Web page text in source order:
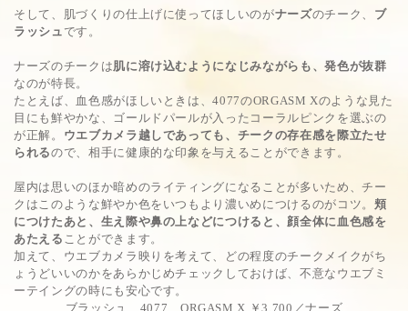
そして、肌づくりの仕上げに使ってほしいのがナーズのチーク、 ブ
ラッシュ です。
ナーズのチークは 肌に溶け込むようになじみながらも、発色が抜群
なのが特長。
たとえば、血色感がほしいときは、4077のORGASM Xのような見た
目にも鮮やかな、ゴールドパールが入ったコーラルピンクを選ぶの
が正解。 ウエブカメラ越しであっても、チークの存在感を際立たせ
られるので、相手に健康的な印象を与えることができます。
屋内は思いのほか暗めのライティングになることが多いため、チー
クはこのような鮮やか色をいつもより濃いめにつけるのがコツ。 頬
につけたあと、生え際や鼻の上などにつけると、顔全体に血色感を
あたえる ことができます。
加えて、ウエブカメラ映りを考えて、どの程度のチークメイクがち
ょうどいいのかをあらかじめチェックしておけば、不意なウエブミ
ーテイングの時にも安心です。
ブラッシュ 4077 ORGASM X ￥3,700／ナーズ